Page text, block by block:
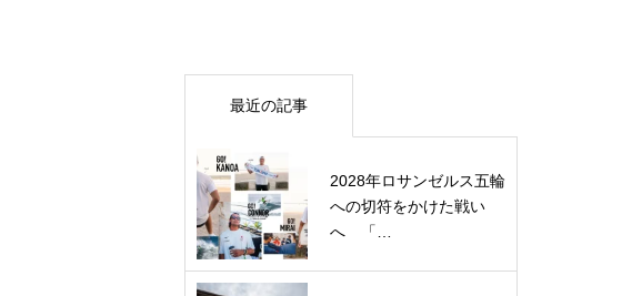
最近の記事
2028年ロサンゼルス五輪
への切符をかけた戦い
へ 「…